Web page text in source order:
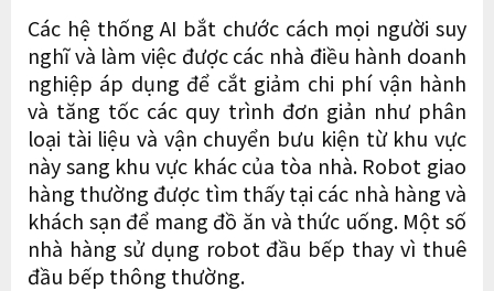
Các hệ thống AI bắt chước cách mọi người suy
nghĩ và làm việc được các nhà điều hành doanh
nghiệp áp dụng để cắt giảm chi phí vận hành
và tăng tốc các quy trình đơn giản như phân
loại tài liệu và vận chuyển bưu kiện từ khu vực
này sang khu vực khác của tòa nhà. Robot giao
hàng thường được tìm thấy tại các nhà hàng và
khách sạn để mang đồ ăn và thức uống. Một số
nhà hàng sử dụng robot đầu bếp thay vì thuê
đầu bếp thông thường.